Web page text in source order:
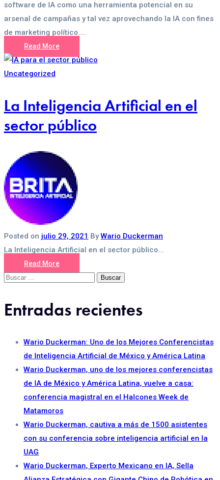
software de IA como una herramienta potencial en su
arsenal de campañas y tal vez aprovechando la IA con fines
de marketing político....
Read More
Uncategorized
La Inteligencia Artificial en el
sector público
Posted on julio 29, 2021 ByWario Duckerman
La Inteligencia Artificial en el sector público...
Read More
Buscar:
Entradas recientes
Wario Duckerman: Uno de los Mejores Conferencistas
de Inteligencia Artificial de México y América Latina
Wario Duckerman, uno de los mejores conferencistas
de IA de México y América Latina, vuelve a casa:
conferencia magistral en el Halcones Week de
Matamoros
Wario Duckerman, cautiva a más de 1500 asistentes
con su conferencia sobre inteligencia artificial en la
UAG
Wario Duckerman, Experto Mexicano en IA, Sella